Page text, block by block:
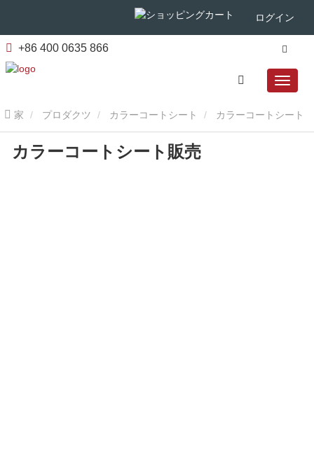
ログイン
+86 400 0635 866
家 プロダクツ カラーコートシート
販売
カラーコートシート販売